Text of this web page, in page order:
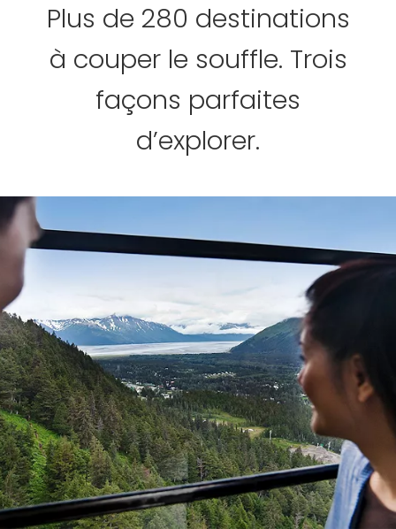
Plus de 280 destinations
à couper le souffle. Trois
façons parfaites
d’explorer.